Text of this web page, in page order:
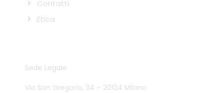
Contatti
Etica
Sede Legale
Via San Gregorio, 34 – 20124 Milano